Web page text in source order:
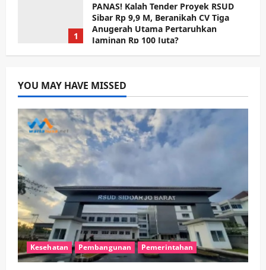
1
PANAS! Kalah Tender Proyek RSUD
Sibar Rp 9,9 M, Beranikah CV Tiga
Anugerah Utama Pertaruhkan
Jaminan Rp 100 Juta?
wartanusa 5 Agustus 2026
2
PWI dan Sapma PP Sidoarjo
Memanaskan Mesin Menuju Piala
Soccer
wartanusa 5 Agustus 2026
3
Ekonomi Hiburan Pemerintahan
HOT NEWS: Ribuan Warga Wage
Tumplek Blek di Bazar Rakyat Jalan
Jambu, Borong Kuliner UMKM Sambil
Nonton Jaranan!
wartanusa 4 Agustus 2026
Keagamaan Pemerintahan
Pemkab Sidoarjo & Muhammadiyah
Sinergi Permudah Perizinan, Wakaf,
hingga Hibah
YOU MAY HAVE MISSED
Kesehatan Pembangunan Pemerintahan